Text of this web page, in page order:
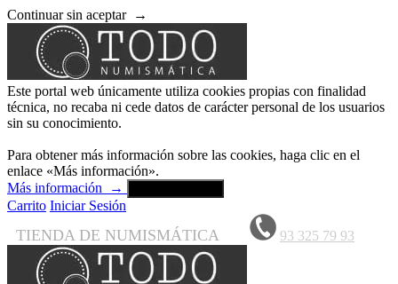
Continuar sin aceptar →
Este portal web únicamente utiliza cookies propias con finalidad
técnica, no recaba ni cede datos de carácter personal de los usuarios
sin su conocimiento.
Para obtener más información sobre las cookies, haga clic en el
enlace «Más información».
Más información
→
Carrito Iniciar Sesión
TIENDA DE NUMISMÁTICA 93 325 79 93